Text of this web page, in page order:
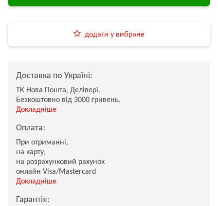
додати у вибране
Доставка по Україні:
ТК Нова Пошта, Делівері.
Безкоштовно від 3000 гривень.
Докладніше
Оплата:
При отриманні,
на карту,
на розрахунковий рахунок
онлайн Visa/Mastercard
Докладніше
Гарантія: